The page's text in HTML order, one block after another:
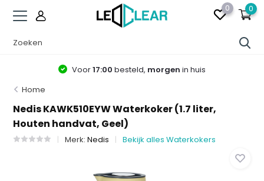
0 0
Voor17:00 besteld, morgen in huis
Home
Nedis KAWK510EYW Waterkoker (1.7 liter,
Houten handvat, Geel)
Merk:Nedis Bekijk alles Waterkokers